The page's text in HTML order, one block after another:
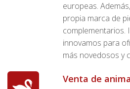
europeas.
propia marca de
complementarios.
innovamos para
más novedosos y
Venta de